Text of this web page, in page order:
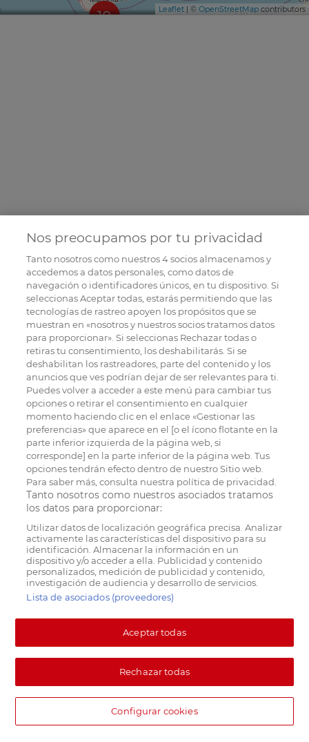
10 Leaflet | © OpenStreetMap contributors
Nos preocupamos por tu privacidad
Tanto nosotros como nuestros4socios almacenamos y
accedemos a datos personales, como datos de
navegación o identificadores únicos, en tu dispositivo. Si
seleccionas Aceptar todas, estarás permitiendo que las
tecnologías de rastreo apoyen los propósitos que se
muestran en «nosotros y nuestros socios tratamos datos
para proporcionar». Si seleccionas Rechazar todas o
retiras tu consentimiento, los deshabilitarás. Si se
deshabilitan los rastreadores, parte del contenido y los
anuncios que ves podrían dejar de ser relevantes para ti.
Puedes volver a acceder a este menú para cambiar tus
opciones o retirar el consentimiento en cualquier
momento haciendo clic en el enlace «Gestionar las
preferencias» que aparece en el [o el ícono flotante en la
parte inferior izquierda de la página web, si
corresponde] en la parte inferior de la página web. Tus
opciones tendrán efecto dentro de nuestro Sitio web.
Para saber más, consulta nuestra política de privacidad.
Tanto nosotros como nuestros asociados tratamos
los datos para proporcionar:
Utilizar datos de localización geográfica precisa. Analizar
activamente las características del dispositivo para su
identificación. Almacenar la información en un
dispositivo y/o acceder a ella. Publicidad y contenido
personalizados, medición de publicidad y contenido,
investigación de audiencia y desarrollo de servicios.
Lista de asociados (proveedores)
Aceptar todas
Rechazar todas
Configurar cookies